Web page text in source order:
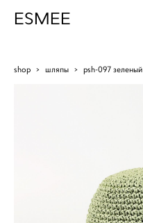
ESMEE
shop > шляпы > psh-097 зеленый